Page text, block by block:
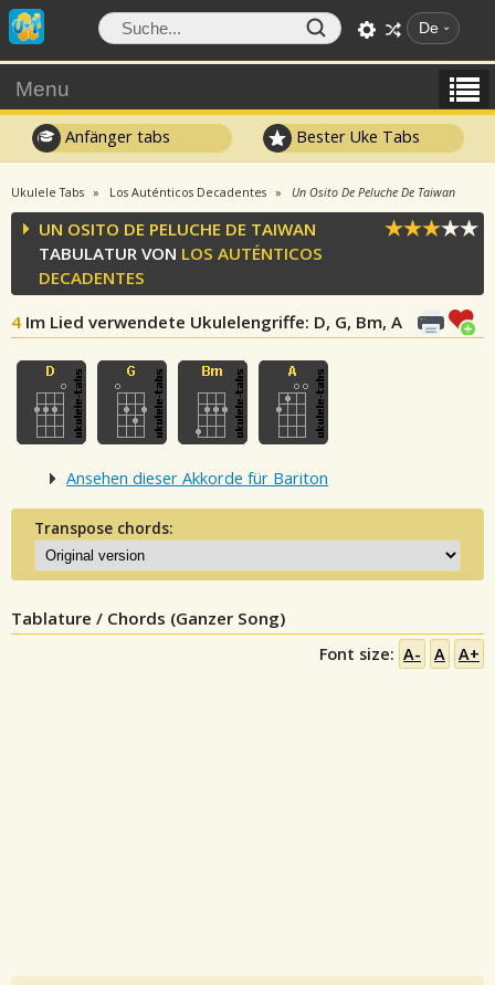
De
Menu
Anfänger tabs Bester Uke Tabs
Ukulele Tabs Los Auténticos Decadentes Un Osito De Peluche De Taiwan
UN OSITO DE PELUCHE DE TAIWAN
TABULATUR VON LOS AUTÉNTICOS
DECADENTES
4 Im Lied verwendete Ukulelengriffe: D, G, Bm, A
Ansehen dieser Akkorde für Bariton
Transpose chords:
Tablature / Chords (Ganzer Song)
Font size: A- A A+